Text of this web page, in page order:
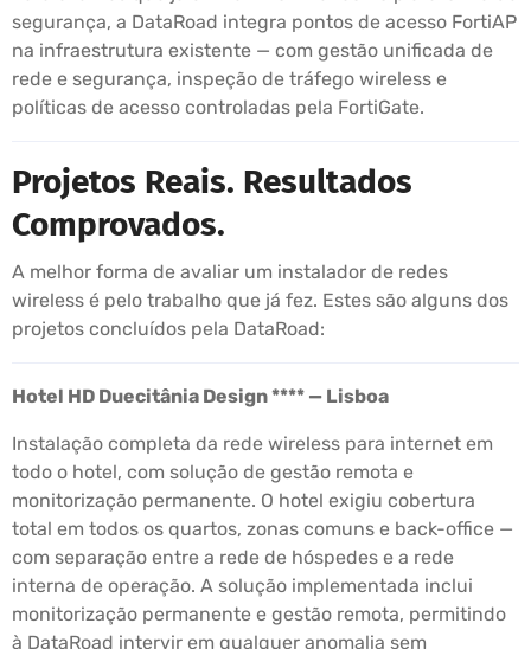
segurança, a DataRoad integra pontos de acesso FortiAP
na infraestrutura existente — com gestão unificada de
rede e segurança, inspeção de tráfego wireless e
políticas de acesso controladas pela FortiGate.
Projetos Reais. Resultados
Comprovados.
A melhor forma de avaliar um instalador de redes
wireless é pelo trabalho que já fez. Estes são alguns dos
projetos concluídos pela DataRoad:
Hotel HD Duecitânia Design **** — Lisboa
Instalação completa da rede wireless para internet em
todo o hotel, com solução de gestão remota e
monitorização permanente. O hotel exigiu cobertura
total em todos os quartos, zonas comuns e back-office —
com separação entre a rede de hóspedes e a rede
interna de operação. A solução implementada inclui
monitorização permanente e gestão remota, permitindo
à DataRoad intervir em qualquer anomalia sem